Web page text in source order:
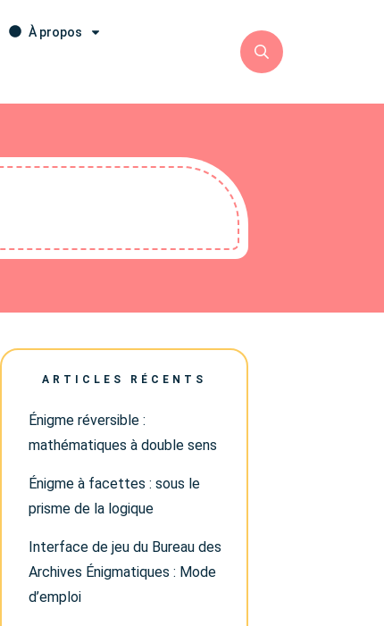
À propos
ARTICLES RÉCENTS
Énigme réversible :
mathématiques à double sens
Énigme à facettes : sous le
prisme de la logique
Interface de jeu du Bureau des
Archives Énigmatiques : Mode
d’emploi